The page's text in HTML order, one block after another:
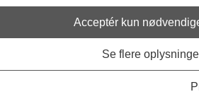
Acceptér kun
Se flere